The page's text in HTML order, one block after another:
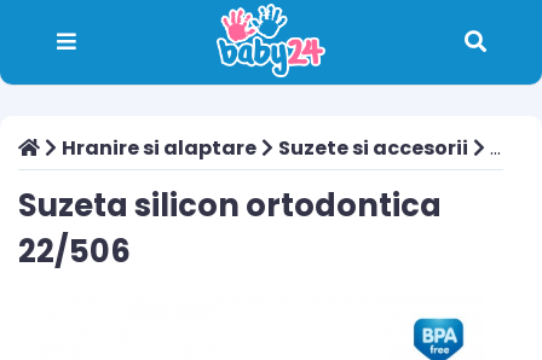
Hranire si alaptare Suzete si accesorii
Suzeta silicon ortodontica
22/506